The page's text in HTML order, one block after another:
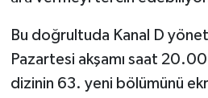
Bu doğrultuda Kanal D
Pazartesi akşamı saat
dizinin 63. yeni bölümünü